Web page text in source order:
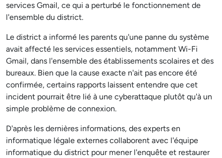
services Gmail, ce qui a perturbé le fonctionnement de
l'ensemble du district.
Le district a informé les parents qu'une panne du système
avait affecté les services essentiels, notamment Wi-Fi
Gmail, dans l'ensemble des établissements scolaires et des
bureaux. Bien que la cause exacte n'ait pas encore été
confirmée, certains rapports laissent entendre que cet
incident pourrait être lié à une cyberattaque plutôt qu'à un
simple problème de connexion.
D'après les dernières informations, des experts en
informatique légale externes collaborent avec l'équipe
informatique du district pour mener l'enquête et restaurer